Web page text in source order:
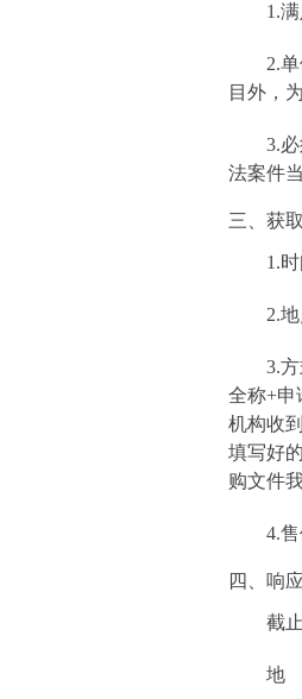
1.
2.
目外，
3.
法案件
三、获
1.时
2.地
3.方
全称+申
机构收
填写好
购文件
4.售
四、 响
截
地